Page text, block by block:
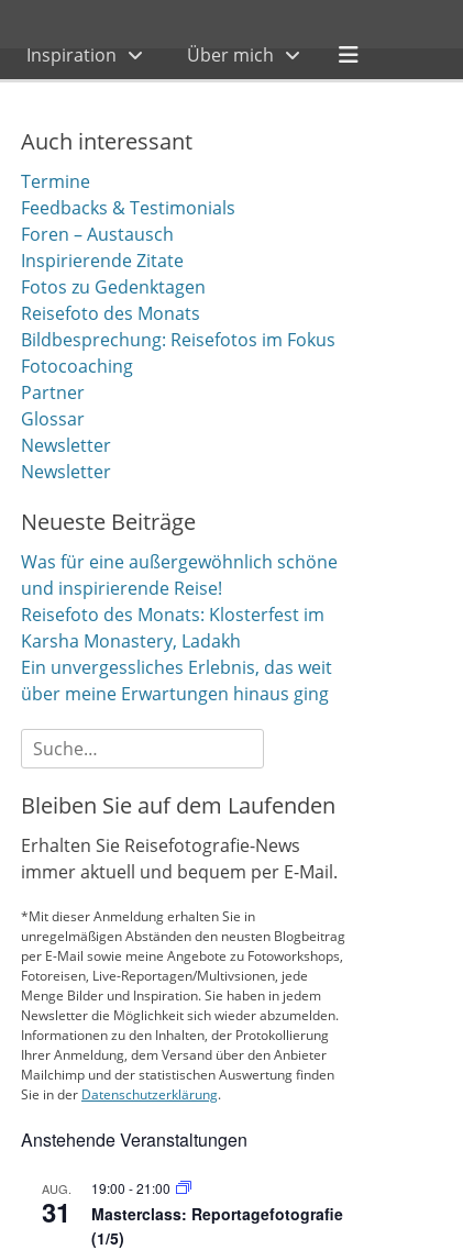
Inspiration Über mich
Header
Toggle
Auch interessant
Termine
Feedbacks & Testimonials
Foren – Austausch
Inspirierende Zitate
Fotos zu Gedenktagen
Reisefoto des Monats
Bildbesprechung: Reisefotos im Fokus
Fotocoaching
Partner
Glossar
Newsletter
Newsletter
Neueste Beiträge
Was für eine außergewöhnlich schöne
und inspirierende Reise!
Reisefoto des Monats: Klosterfest im
Karsha Monastery, Ladakh
Ein unvergessliches Erlebnis, das weit
über meine Erwartungen hinaus ging
Suche
nach:
Bleiben Sie auf dem Laufenden
Erhalten Sie Reisefotografie-News
immer aktuell und bequem per E-Mail.
*Mit dieser Anmeldung erhalten Sie in
unregelmäßigen Abständen den neusten Blogbeitrag
per E-Mail sowie meine Angebote zu Fotoworkshops,
Fotoreisen, Live-Reportagen/Multivsionen, jede
Menge Bilder und Inspiration. Sie haben in jedem
Newsletter die Möglichkeit sich wieder abzumelden.
Informationen zu den Inhalten, der Protokollierung
Ihrer Anmeldung, dem Versand über den Anbieter
Mailchimp und der statistischen Auswertung finden
Sie in der Datenschutzerklärung.
Anstehende Veranstaltungen
AUG.
31
19:00 -21:00
Masterclass: Reportagefotografie
(1/5)